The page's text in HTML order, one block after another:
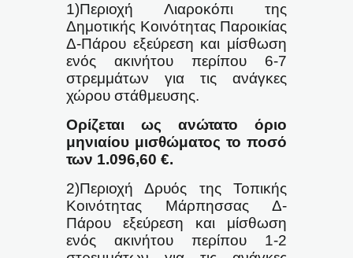
1)Περιοχή Λιαροκόπι της
Δημοτικής Κοινότητας Παροικίας
Δ-Πάρου εξεύρεση και μίσθωση
ενός ακινήτου περίπου 6-7
στρεμμάτων για τις ανάγκες
χώρου στάθμευσης.
Ορίζεται ως ανώτατο όριο
μηνιαίου μισθώματος το ποσό
των 1.096,60 €.
2)Περιοχή Δρυός της Τοπικής
Κοινότητας Μάρπησσας Δ-
Πάρου εξεύρεση και μίσθωση
ενός ακινήτου περίπου 1-2